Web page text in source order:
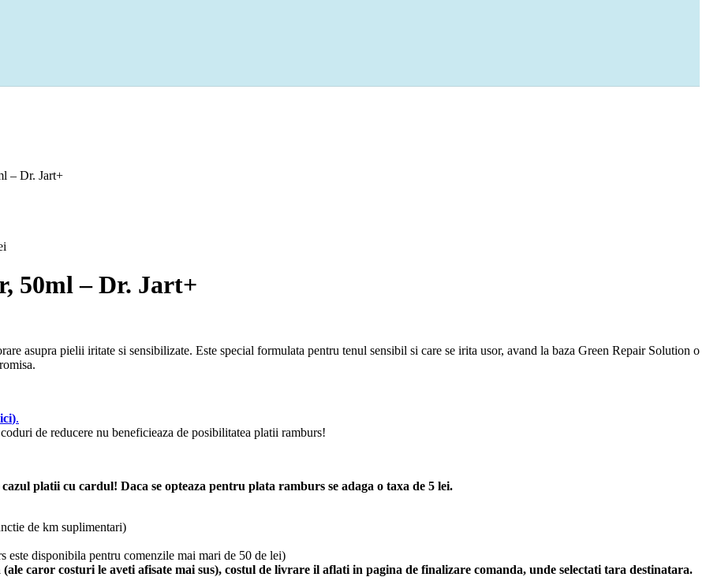
– Dr. Jart+
50ml – Dr. Jart+
asupra pielii iritate si sensibilizate. Este special formulata pentru tenul sensibil si care se irita usor, avand la baza Green Repair Solution o
).
de reducere nu beneficieaza de posibilitatea platii ramburs!
platii cu cardul! Daca se opteaza pentru plata ramburs se adaga o taxa de 5 lei.
de km suplimentari)
este disponibila pentru comenzile mai mari de 50 de lei)
caror costuri le aveti afisate mai sus), costul de livrare il aflati in pagina de finalizare comanda, unde selectati tara destinatara.